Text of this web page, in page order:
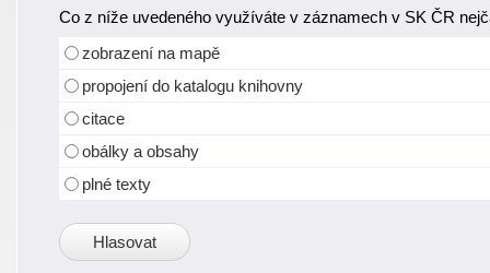
Co z níže uvedeného využíváte v záznamech v SK ČR
zobrazení na mapě
propojení do katalogu knihovny
citace
obálky a obsahy
plné texty